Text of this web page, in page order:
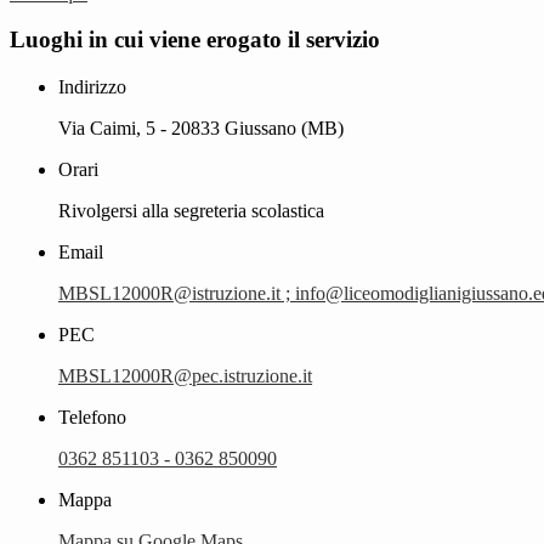
Luoghi in cui viene erogato il servizio
Indirizzo
Via Caimi, 5 - 20833 Giussano (MB)
Orari
Rivolgersi alla segreteria scolastica
Email
MBSL12000R@istruzione.it ;
PEC
MBSL12000R@pec.istruzione.it
Telefono
0362 851103 - 0362 850090
Mappa